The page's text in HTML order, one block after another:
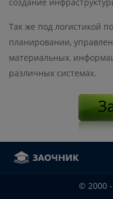
Так же под логистикой
планировании,
материальных,
различных системах.
© 2000